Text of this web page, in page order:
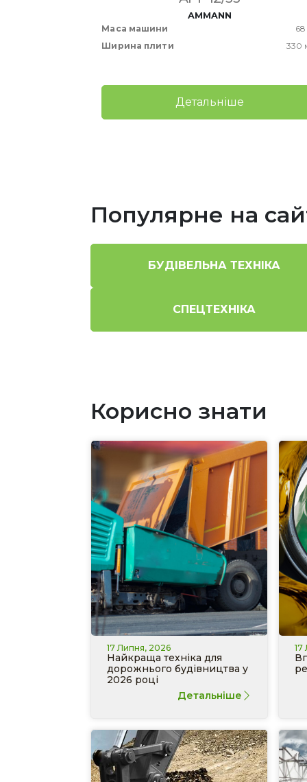
AMMANN
Маса машини
68
Ширина плити
330
Детальніше
Популярне на
БУДІВЕЛЬНА ТЕХНІКА
СПЕЦТЕХНІКА
Корисно знати
17 Липня, 2026
Найкраща техніка для
дорожнього будівництва у
2026 році
Детальніше
17